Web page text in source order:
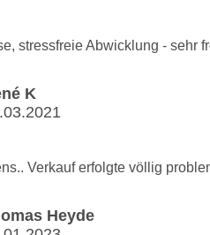
stressfreie Abwicklung - sehr
K
Verkauf erfolgte völlig
Heyde